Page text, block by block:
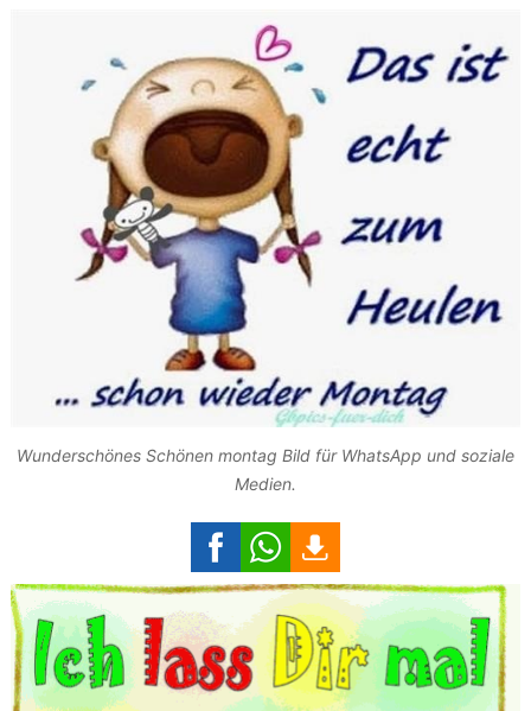
Wunderschönes Schönen montag Bild für WhatsApp und soziale
Medien.